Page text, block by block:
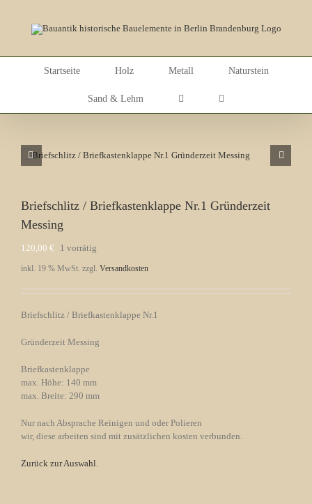
Startseite Holz Metall Naturstein
Sand & Lehm
Briefschlitz / Briefkastenklappe Nr.1 Gründerzeit
Messing
120,00 € 1 vorrätig
inkl. 19 % MwSt. zzgl. Versandkosten
Briefschlitz / Briefkastenklappe Nr.1
Gründerzeit Messing
Briefkastenklappe
max. Höhe: 140 mm
max. Breite: 290 mm
Nur nach Absprache Reinigen und oder Polieren
wir, diese arbeiten sind mit zusätzlichen kosten verbunden.
Zurück zur Auswahl